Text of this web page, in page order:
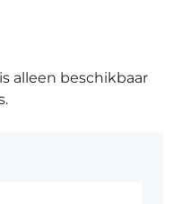
alleen beschikbaar